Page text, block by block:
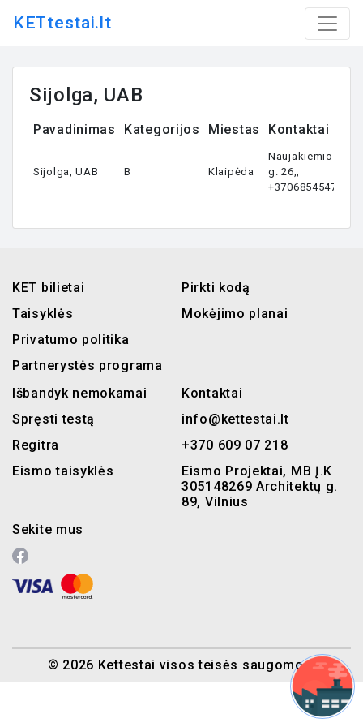
KETtestai.lt
Sijolga, UAB
Pavadinimas Kategorijos Miestas Kontaktai
Sijolga, UAB B Klaipėda
Naujakiemio
g. 26,,
+37068545476
KET bilietai
Taisyklės
Privatumo politika
Partnerystės programa
Pirkti kodą
Mokėjimo planai
Išbandyk nemokamai
Spręsti testą
Regitra
Eismo taisyklės
Sekite mus
Kontaktai
info@kettestai.lt
+370 609 07 218
Eismo Projektai, MB Į.K
305148269 Architektų g.
89, Vilnius
© 2026 Kettestai visos teisės saugomos.